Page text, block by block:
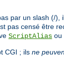
par un slash (/),
pas censé être
ScriptAlias ou
CGI ; ils ne